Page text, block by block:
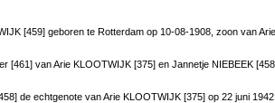
[459] geboren te Rotterdam op 10-08-1908, zoon van
[461] van Arie KLOOTWIJK [375] en Jannetje NIEBEEK
de echtgenote van Arie KLOOTWIJK [375] op 22 juni 1942.